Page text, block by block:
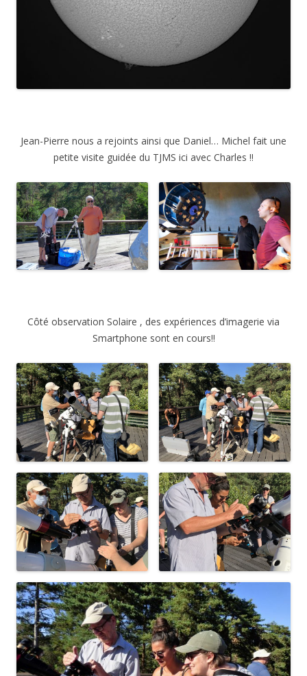
Jean-Pierre nous a rejoints ainsi que Daniel… Michel fait une
petite visite guidée du TJMS ici avec Charles !!
Côté observation Solaire , des expériences d’imagerie via
Smartphone sont en cours!!